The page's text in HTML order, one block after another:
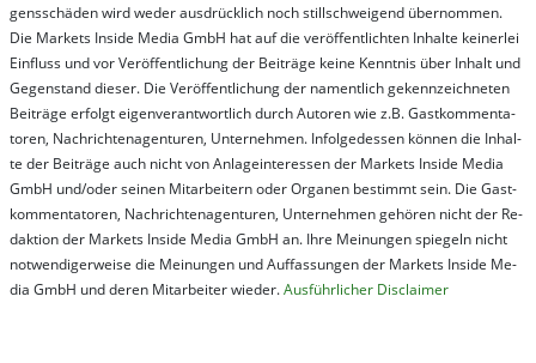
gens­schä­den wird we­der aus­drück­lich noch stil­lschwei­gend über­nom­men.
Die Mar­kets In­side Me­dia GmbH hat auf die ver­öf­fent­lich­ten In­hal­te kei­ner­lei
Ein­fluss und vor Ver­öf­fent­lich­ung der Bei­trä­ge kei­ne Ken­nt­nis über In­halt und
Ge­gen­stand die­ser. Die Ver­öf­fent­lich­ung der na­ment­lich ge­kenn­zeich­net­en
Bei­trä­ge er­folgt ei­gen­ver­ant­wort­lich durch Au­tor­en wie z.B. Gast­kom­men­ta­
tor­en, Nach­richt­en­ag­en­tur­en, Un­ter­neh­men. In­fol­ge­des­sen kön­nen die In­hal­
te der Bei­trä­ge auch nicht von An­la­ge­in­te­res­sen der Mar­kets In­side Me­dia
GmbH und/oder sei­nen Mit­ar­bei­tern oder Or­ga­nen be­stim­mt sein. Die Gast­
kom­men­ta­tor­en, Nach­rich­ten­ag­en­tur­en, Un­ter­neh­men ge­hör­en nicht der Re­
dak­tion der Mar­kets In­side Me­dia GmbH an. Ihre Mei­nung­en spie­geln nicht
not­wen­di­ger­wei­se die Mei­nung­en und Auf­fas­sung­en der Mar­kets In­side Me­
dia GmbH und de­ren Mit­ar­bei­ter wie­der.Aus­führ­lich­er Dis­clai­mer